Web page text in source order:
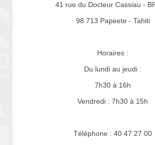
41 rue du Docteur Cassiau -
98 713 Papeete - Tahiti
Horaires :
Du lundi au jeudi :
7h30 à 16h
Vendredi : 7h30 à 15h
Téléphone : 40 47 27 00